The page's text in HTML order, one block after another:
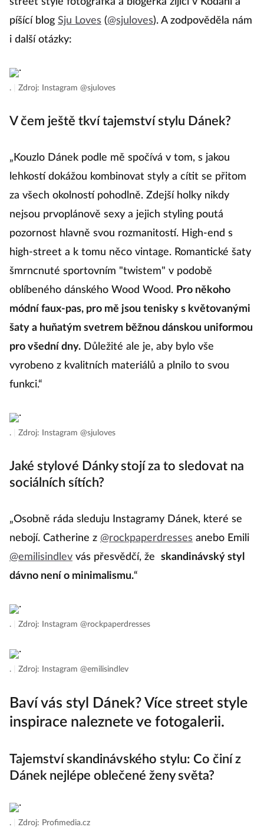
píšící blog Sju Loves (@sjuloves). A zodpověděla nám
i další otázky:
. Zdroj: Instagram @sjuloves
V čem ještě tkví tajemství stylu Dánek?
„Kouzlo Dánek podle mě spočívá v tom, s jakou
lehkostí dokážou kombinovat styly a cítit se přitom
za všech okolností pohodlně. Zdejší holky nikdy
nejsou prvoplánově sexy a jejich styling poutá
pozornost hlavně svou rozmanitostí. High-end s
high-street a k tomu něco vintage. Romantické šaty
šmrncnuté sportovním "twistem" v podobě
oblíbeného dánského Wood Wood. Pro někoho
módní faux-pas, pro mě jsou tenisky s květovanými
šaty a huňatým svetrem běžnou dánskou uniformou
pro všední dny. Důležité ale je, aby bylo vše
vyrobeno z kvalitních materiálů a plnilo to svou
funkci.“
. Zdroj: Instagram @sjuloves
Jaké stylové Dánky stojí za to sledovat na
sociálních sítích?
„Osobně ráda sleduju Instagramy Dánek, které se
nebojí. Catherine z @rockpaperdresses anebo Emili
@emilisindlev vás přesvědčí, že
skandinávský styl
dávno není o minimalismu.“
. Zdroj: Instagram @rockpaperdresses
. Zdroj: Instagram @emilisindlev
Baví vás styl Dánek? Více street style
inspirace naleznete ve fotogalerii.
Tajemství skandinávského stylu: Co činí z
Dánek nejlépe oblečené ženy světa?
. Zdroj: Profimedia.cz